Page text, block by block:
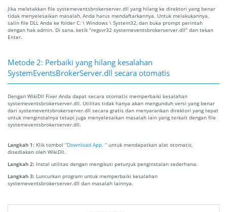
Jika meletakkan file systemeventsbrokerserver.dll yang hilang ke direktori yang benar
tidak menyelesaikan masalah, Anda harus mendaftarkannya. Untuk melakukannya,
salin file DLL Anda ke folder C: \ Windows \ System32, dan buka prompt perintah
dengan hak admin. Di sana, ketik "regsvr32 systemeventsbrokerserver.dll" dan tekan
Enter.
Metode 2: Perbaiki yang hilang kesalahan
SystemEventsBrokerServer.dll secara otomatis
Dengan WikiDll Fixer Anda dapat secara otomatis memperbaiki kesalahan
systemeventsbrokerserver.dll. Utilitas tidak hanya akan mengunduh versi yang benar
dari systemeventsbrokerserver.dll secara gratis dan menyarankan direktori yang tepat
untuk menginstalnya tetapi juga menyelesaikan masalah lain yang terkait dengan file
systemeventsbrokerserver.dll.
Langkah 1: Klik tombol “Download App. ” untuk mendapatkan alat otomatis,
disediakan oleh WikiDll.
Langkah 2: Instal utilitas dengan mengikuti petunjuk penginstalan sederhana.
Langkah 3: Luncurkan program untuk memperbaiki kesalahan
systemeventsbrokerserver.dll dan masalah lainnya.